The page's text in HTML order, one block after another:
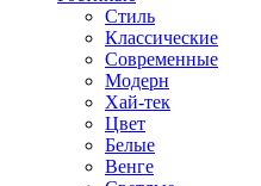
Стиль
Классические
Современные
Модерн
Хай-тек
Цвет
Белые
Венге